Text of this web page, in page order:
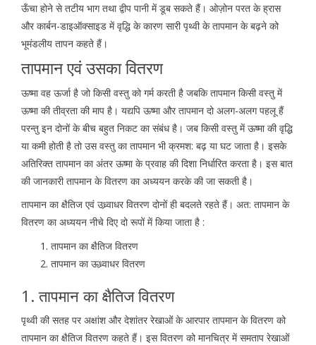
ऊँचा होने से तटीय भाग तथा द्वीप पानी में डूब सकते हैं। ओज़ोन परत के ह्रास
और कार्बन-डाइऑक्साइड में वृद्धि के कारण सारी पृथ्वी के तापमान के बढ़ने को
भूमंडलीय तापन कहते हैं।
तापमान एवं उसका वितरण
ऊष्मा वह ऊर्जा है जो किसी वस्तु को गर्म करती है जबकि तापमान किसी वस्तु में
ऊष्मा की तीव्रता की माप है। यद्यपि ऊष्मा और तापमान दो अलग-अलग पहलू हैं
परन्तु इन दोनों के बीच बहुत निकट का संबंध है। जब किसी वस्तु में ऊष्मा की वृद्धि
या कमी होती है तो उस वस्तु का तापमान भी क्रमश: बढ़ या घट जाता है। इसके
अतिरिक्त तापमान का अंतर ऊष्मा के प्रवाह की दिशा निर्धारित करता है। इस बात
की जानकारी तापमान के वितरण का अध्ययन करके की जा सकती है।
तापमान का क्षैतिज एवं उध्र्वाधर वितरण दोनों ही बदलते रहते हैं। अत: तापमान के
वितरण का अध्ययन नीचे दिए दो रूपों में किया जाता है :
तापमान का क्षैतिज वितरण
तापमान का ऊध्र्वाधर वितरण
1. तापमान का क्षैतिज वितरण
पृथ्वी की सतह पर अक्षांश और देशांतर रेखाओं के आरपार तापमान के वितरण को
तापमान का क्षैतिज वितरण कहते हैं। इस वितरण को मानचित्र में समताप रेखाओं